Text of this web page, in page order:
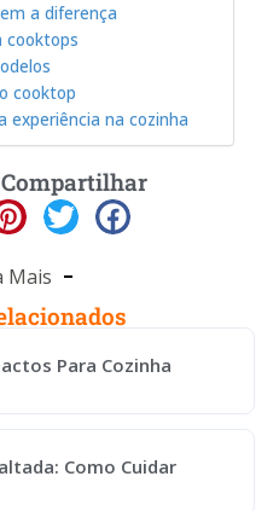
a diferença
cooktops
cooktop
experiência na cozinha
Mais
Para Cozinha
Como Cuidar